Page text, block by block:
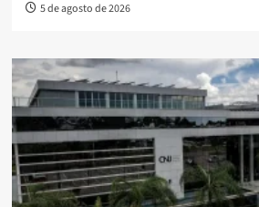
5 de agosto de 2026